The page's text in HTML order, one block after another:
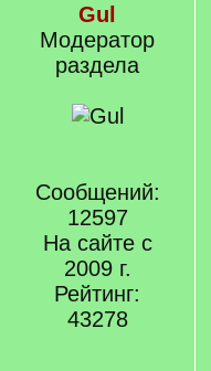
Gul
Модератор
раздела
Сообщений:
12597
На сайте с
2009 г.
Рейтинг:
43278